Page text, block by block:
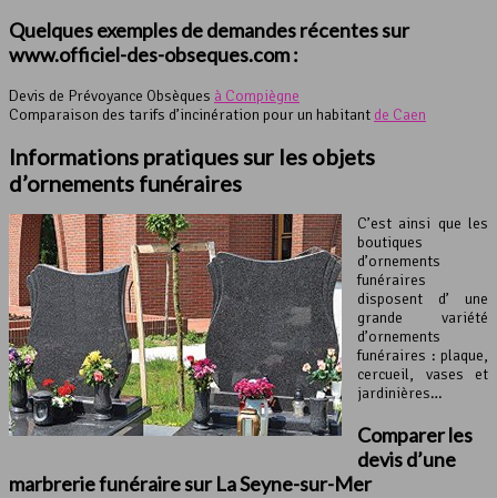
Quelques exemples de demandes récentes sur
www.officiel-des-obseques.com :
Devis de Prévoyance Obsèques à Compiègne
Comparaison des tarifs d’incinération pour un habitant de Caen
Informations pratiques sur les objets
d’ornements funéraires
C’est ainsi que les
boutiques
d’ornements
funéraires
disposent d’ une
grande variété
d’ornements
funéraires : plaque,
cercueil, vases et
jardinières…
Comparer les
devis d’une
marbrerie funérairesur La Seyne-sur-Mer